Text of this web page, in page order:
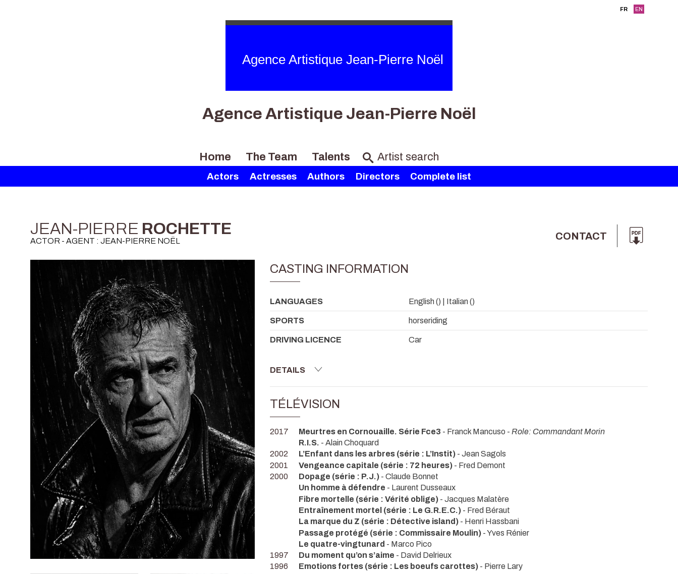
FR EN
Agence Artistique Jean-Pierre Noël
Agence Artistique Jean-Pierre Noël
Home The Team Talents
Actors Actresses Authors Directors Complete list
JEAN-PIERRE ROCHETTE
ACTOR - AGENT : JEAN-PIERRE NOËL CONTACT
CASTING INFORMATION
LANGUAGES English () | Italian ()
SPORTS horseriding
DRIVING LICENCE Car
DETAILS
TÉLÉVISION
2017 Meurtres en Cornouaille. Série Fce3 - Franck Mancuso - Role: Commandant Morin
R.I.S. - Alain Choquard
2002
L’Enfant dans les arbres (série : L’Instit) - Jean Sagols
2001
Vengeance capitale (série : 72 heures) - Fred Demont
2000
Dopage (série : P.J.) - Claude Bonnet
Un homme à défendre - Laurent Dusseaux
Fibre mortelle (série : Vérité oblige) - Jacques Malatère
Entraînement mortel (série : Le G.R.E.C.) - Fred Béraut
La marque du Z (série : Détective island) - Henri Hassbani
Passage protégé (série : Commissaire Moulin) - Yves Rénier
Le quatre-vingtunard - Marco Pico
1997
Du moment qu’on s’aime - David Delrieux
1996
Emotions fortes (série : Les boeufs carottes) - Pierre Lary